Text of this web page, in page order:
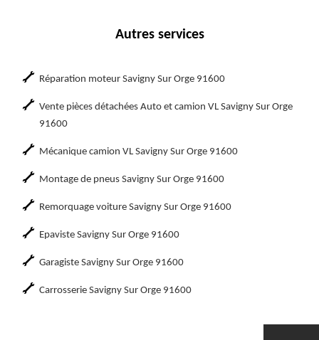
Autres services
Réparation moteur Savigny Sur Orge 91600
Vente pièces détachées Auto et camion VL Savigny Sur Orge
91600
Mécanique camion VL Savigny Sur Orge 91600
Montage de pneus Savigny Sur Orge 91600
Remorquage voiture Savigny Sur Orge 91600
Epaviste Savigny Sur Orge 91600
Garagiste Savigny Sur Orge 91600
Carrosserie Savigny Sur Orge 91600